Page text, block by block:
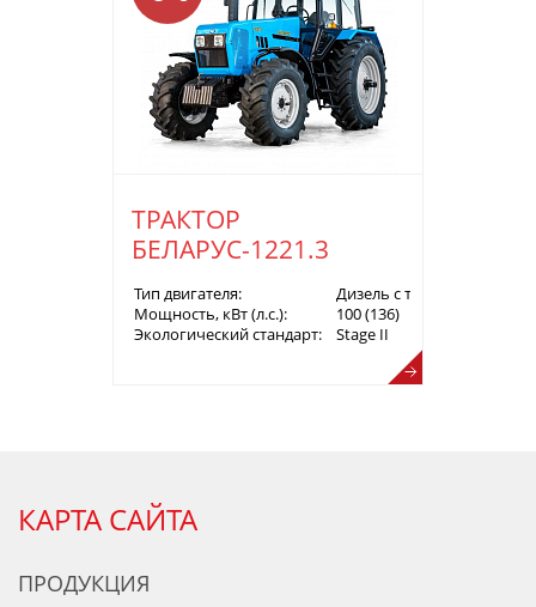
ТРАКТОР
БЕЛАРУС-1221.3
Тип двигателя:
Дизель с турбонаддувом
Мощность, кВт (л.с.):
100 (136)
Экологический стандарт:
Stage II
КАРТА САЙТА
ПРОДУКЦИЯ